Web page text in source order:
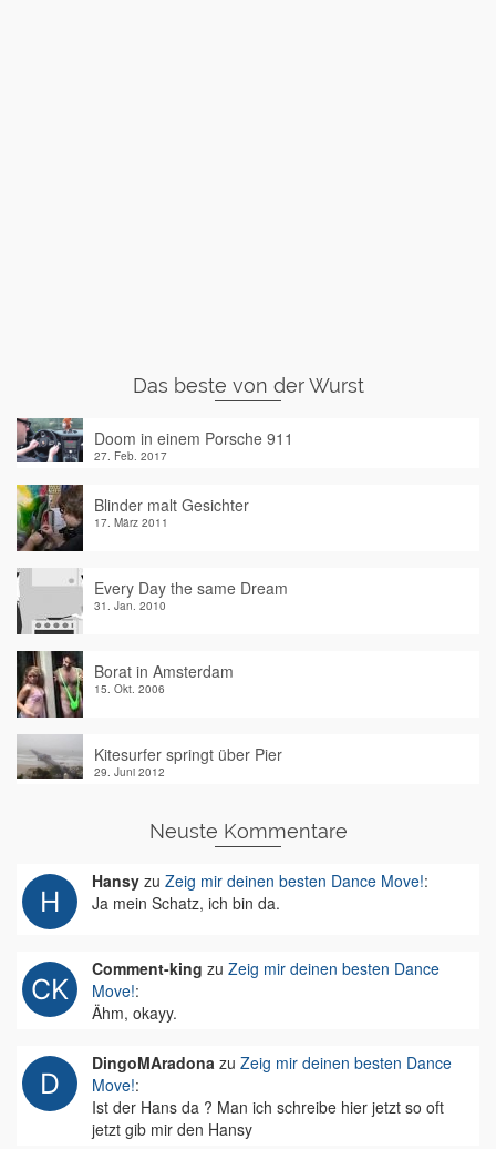
Das beste von der Wurst
Doom in einem Porsche 911
27. Feb. 2017
Blinder malt Gesichter
17. März 2011
Every Day the same Dream
31. Jan. 2010
Borat in Amsterdam
15. Okt. 2006
Kitesurfer springt über Pier
29. Juni 2012
Neuste Kommentare
Hansy zu Zeig mir deinen besten Dance Move!:
Ja mein Schatz, ich bin da.
Comment-king zu Zeig mir deinen besten Dance
Move!:
Ähm, okayy.
DingoMAradona zu Zeig mir deinen besten Dance
Move!:
Ist der Hans da ? Man ich schreibe hier jetzt so oft
jetzt gib mir den Hansy